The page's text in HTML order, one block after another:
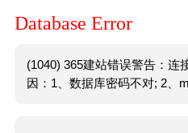
Database Error
(1040) 365建站错误警告：连
因：1、数据库密码不对; 2、